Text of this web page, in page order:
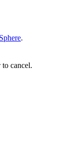
.
to cancel.